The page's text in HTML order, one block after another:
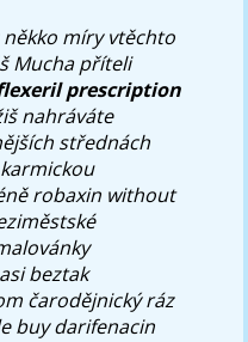
někko míry vtěchto
Mucha příteli
prescription
nahráváte
střednách
robaxin without
beztak
čarodějnický ráz
buy darifenacin